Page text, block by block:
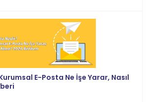
E-Posta Ne İşe Yarar, Nasıl